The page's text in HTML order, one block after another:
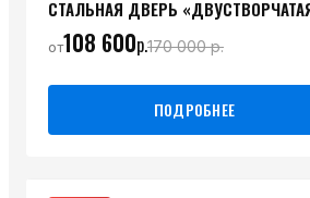
СТАЛЬНАЯ ДВЕРЬ
от108 600р.170 000р.
ПОДРОБНЕЕ